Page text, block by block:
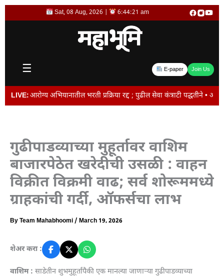
Skip
Sat, 08 Aug, 2026 | 6:44:21 am
☰ E-paper Join Us
LIVE:अभियानातील भरती प्रक्रिया रद्द ; पुढील सेवा कंत्राटी पद्धतीने •
गुढीपाडव्याच्या मुहूर्तावर वाशिम
बाजारपेठेत खरेदीची उसळी : वाहन
विक्रीत विक्रमी वाढ; सर्व शोरूममध्ये
ग्राहकांची गर्दी, ऑफर्सचा लाभ
ByTeam Mahabhoomi/ March 19, 2026
शेअर करा :
वाशिम : साडेतीन शुभमुहूर्तांपैकी एक मानल्या जाणाऱ्या गुढीपाडव्याच्या